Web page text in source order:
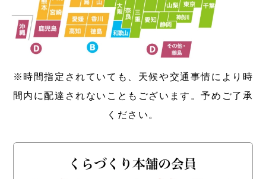
※時間指定されていても、天候や交通事情により時
間内に配達されないこともございます。予めご了承
ください。